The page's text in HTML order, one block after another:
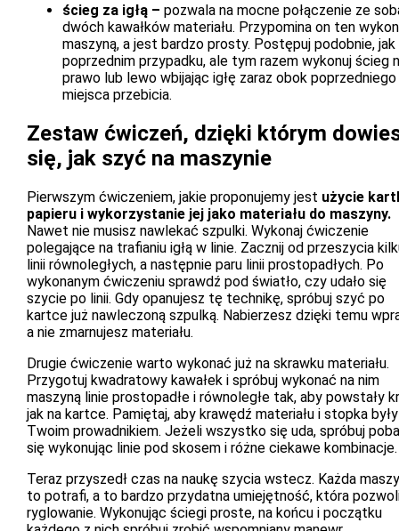
ścieg za igłą – pozwala na mocne połączenie ze
dwóch kawałków materiału. Przypomina on ten
maszyną, a jest bardzo prosty. Postępuj podobnie, jak
poprzednim przypadku, ale tym razem wykonuj ścieg
prawo lub lewo wbijając igłę zaraz obok poprzedniego
miejsca przebicia.
Zestaw ćwiczeń, dzięki którym
się, jak szyć na maszynie
Pierwszym ćwiczeniem, jakie proponujemy jest użycie
papieru i wykorzystanie jej jako materiału do maszyny.
Nawet nie musisz nawlekać szpulki. Wykonaj ćwiczenie
polegające na trafianiu igłą w linie. Zacznij od przeszycia
linii równoległych, a następnie paru linii prostopadłych. Po
wykonanym ćwiczeniu sprawdź pod światło, czy udało się
szycie po linii. Gdy opanujesz tę technikę, spróbuj szyć po
kartce już nawleczoną szpulką. Nabierzesz dzięki temu
a nie zmarnujesz materiału.
Drugie ćwiczenie warto wykonać już na skrawku materiału.
Przygotuj kwadratowy kawałek i spróbuj wykonać na nim
maszyną linie prostopadłe i równoległe tak, aby powstały
jak na kartce. Pamiętaj, aby krawędź materiału i stopka były
Twoim prowadnikiem. Jeżeli wszystko się uda, spróbuj
się wykonując linie pod skosem i różne ciekawe kombinacje.
Teraz przyszedł czas na naukę szycia wstecz. Każda
to potrafi, a to bardzo przydatna umiejętność, która
ryglowanie. Wykonując ściegi proste, na końcu i początku